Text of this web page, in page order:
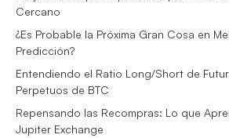
Cercano
¿Es Probable la Próxima Gran Cosa en
Predicción?
Entendiendo el Ratio Long/Short de
Perpetuos de BTC
Repensando las Recompras: Lo que
Jupiter Exchange